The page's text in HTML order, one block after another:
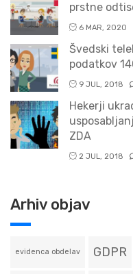
prstne
6 MAR, 2020
Švedski
podatkov
9 JUL, 2018
Hekerji
ZDA
2 JUL, 2018
Arhiv objav
evidenca obdelav GDPR